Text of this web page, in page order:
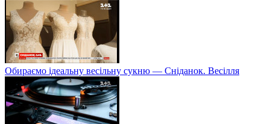
Обираємо ідеальну весільну сукню — Сніданок. Весілля